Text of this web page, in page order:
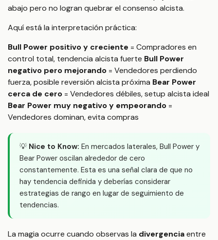
abajo pero no logran quebrar el consenso alcista.
Aquí está la interpretación práctica:
Bull Power positivo y creciente = Compradores en
control total, tendencia alcista fuerte Bull Power
negativo pero mejorando = Vendedores perdiendo
fuerza, posible reversión alcista próxima Bear Power
cerca de cero = Vendedores débiles, setup alcista ideal
Bear Power muy negativo y empeorando =
Vendedores dominan, evita compras
💡 Nice to Know: En mercados laterales, Bull Power y
Bear Power oscilan alrededor de cero
constantemente. Esta es una señal clara de que no
hay tendencia definida y deberías considerar
estrategias de rango en lugar de seguimiento de
tendencias.
La magia ocurre cuando observas la divergenciaentre